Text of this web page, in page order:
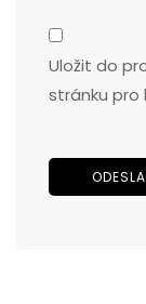
Uložit do
stránku